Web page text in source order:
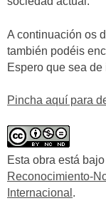
A continuación os
también podéis
Espero que sea de
Pincha aquí para
Esta obra está
Reconocimiento-
Internacional .